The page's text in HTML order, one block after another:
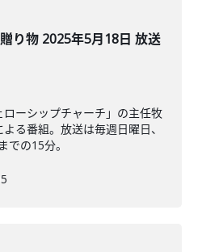
り物 2025年5月18日 放送
ーシップチャーチ」の主任牧
る番組。放送は毎週日曜日、
での15分。